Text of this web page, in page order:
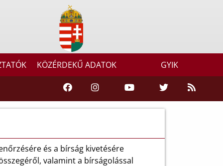
KÖZÉRDEKŰ ADATOK GYIK
és a bírság kivetésére
valamint a bírságolással